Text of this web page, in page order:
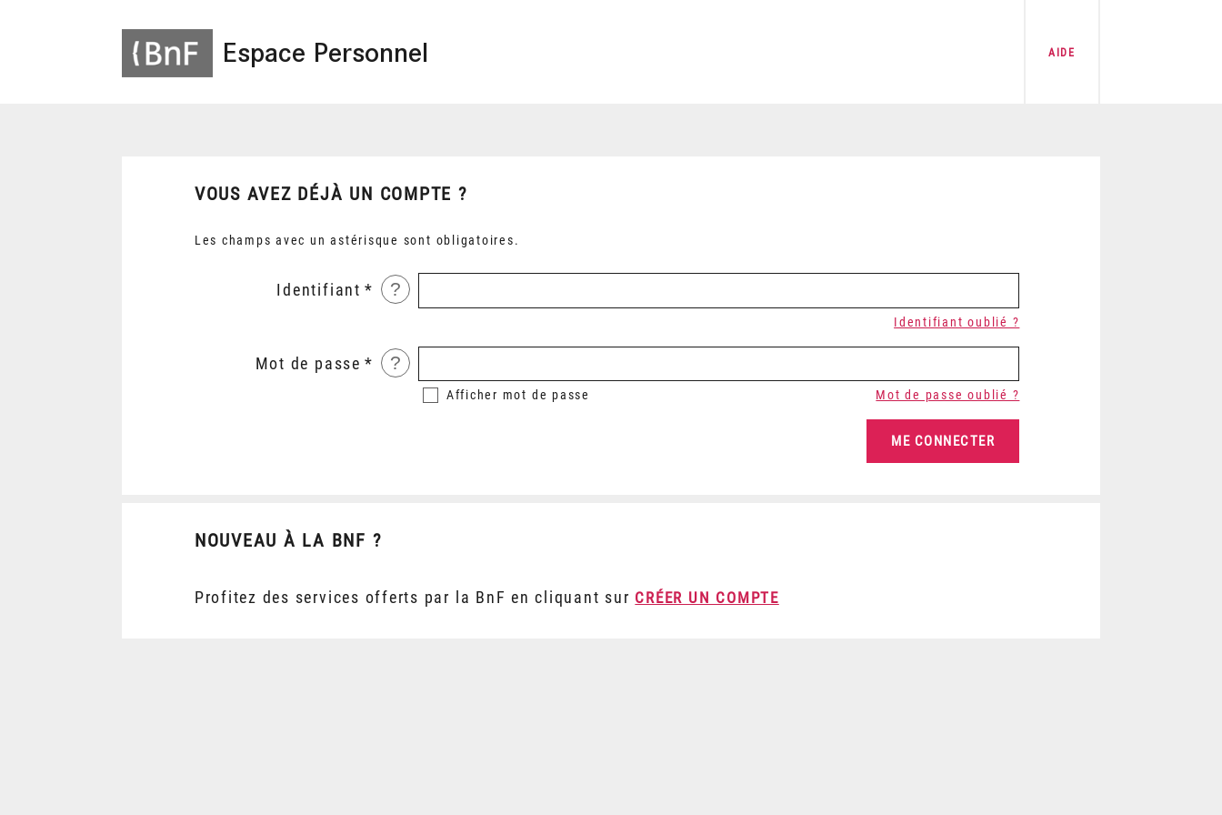
Espace Personnel AIDE
VOUS AVEZ DÉJÀ UN COMPTE ?
Les champs avec un astérisque sont obligatoires.
Identifiant ?
Identifiant oublié ?
Mot de passe ?
Afficher mot de passe Mot de passe oublié ?
NOUVEAU À LA BNF ?
Profitez des services offerts par la BnF en cliquant sur CRÉER UN COMPTE